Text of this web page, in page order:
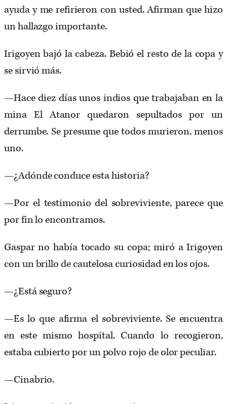
ayuda y me refirieron con usted. Afirman que hizo
un hallazgo importante.
Irigoyen bajó la cabeza. Bebió el resto de la copa y
se sirvió más.
—Hace diez días unos indios que trabajaban en la
mina El Atanor quedaron sepultados por un
derrumbe. Se presume que todos murieron, menos
uno.
—¿Adónde conduce esta historia?
—Por el testimonio del sobreviviente, parece que
por fin lo encontramos.
Gaspar no había tocado su copa; miró a Irigoyen
con un brillo de cautelosa curiosidad en los ojos.
—¿Está seguro?
—Es lo que afirma el sobreviviente. Se encuentra
en este mismo hospital. Cuando lo recogieron,
estaba cubierto por un polvo rojo de olor peculiar.
—Cinabrio.